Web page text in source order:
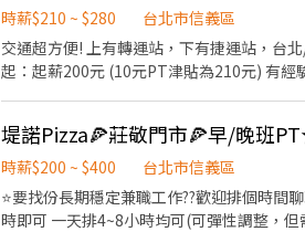
作需要長時間站立沒問題 ✔ 喜歡餐飲、樂於
日班（內外場）：11:30–22:30 ※ 以上僅為
寫基本資料，我們會有專人幫你審核履歷。
取了！我們再告訴你報到的所有細節。 另
這點請先留意。 〝 面試前，先來吃一頓！
能拿到一張【品牌餐飲體驗券】（滿額折抵
https://ocard.co/event/coupon/KeGYwd 歡
時薪$210 ~ $280
台北市信義區
交通超方便! 上有轉運站，下有捷運站，台北/基隆
起：起薪200元 (10元PT津貼為210元) 有
為早、中、晚班 兼職時段皆可彈性調整，歡迎訊息詢問詳談! 9:00~23:00 區間排班；每週排
餐、不定期部門聚餐等。
時薪$200 ~ $400
台北市信義區
⭐要找份長期穩定兼職工作??歡迎排個時間
時即可 一天排4~8小時均可(可彈性調整，